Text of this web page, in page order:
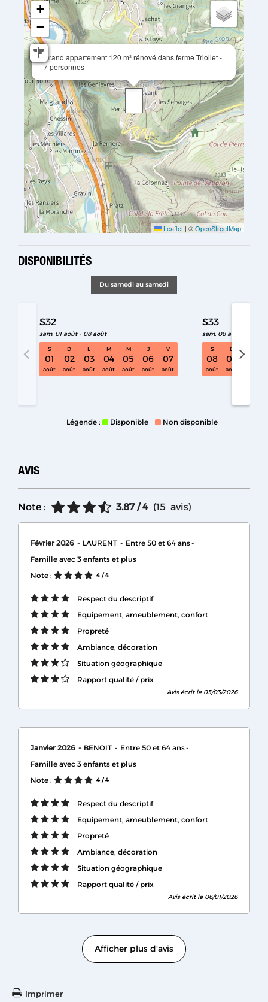
Grand appartement 120 m² rénové dans ferme Triollet -
7 personnes
+
−
Leaflet | ©OpenStreetMap
DISPONIBILITÉS
Du samedi au samedi
S32
sam. 01 août - 08 août
S
01
août
D
02
août
L
03
août
M
04
août
M
05
août
J
06
août
V
07
août
S33
sam. 08 août - 15 août
S
08
août
D
09
août
S32 sam. 01 août - 08 août
Légende : Disponible Non disponible
AVIS
Note : 3.87 / 4 (15 avis)
Février 2026 LAURENT
Entre 50 et 64 ans
Famille avec 3 enfants et plus
Note :
4 / 4
Respect du descriptif
Equipement, ameublement, confort
Propreté
Ambiance, décoration
Situation géographique
Rapport qualité / prix
Avis écrit le 03/03/2026
Janvier 2026 BENOIT
Entre 50 et 64 ans
Famille avec 3 enfants et plus
Note :
4 / 4
Respect du descriptif
Equipement, ameublement, confort
Propreté
Ambiance, décoration
Situation géographique
Rapport qualité / prix
Avis écrit le 06/01/2026
Afficher plus d'avis
Imprimer